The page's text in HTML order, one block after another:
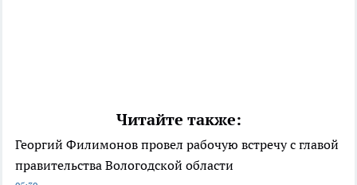
Читайте также:
Георгий Филимонов провел рабочую встречу с главой
правительства Вологодской области